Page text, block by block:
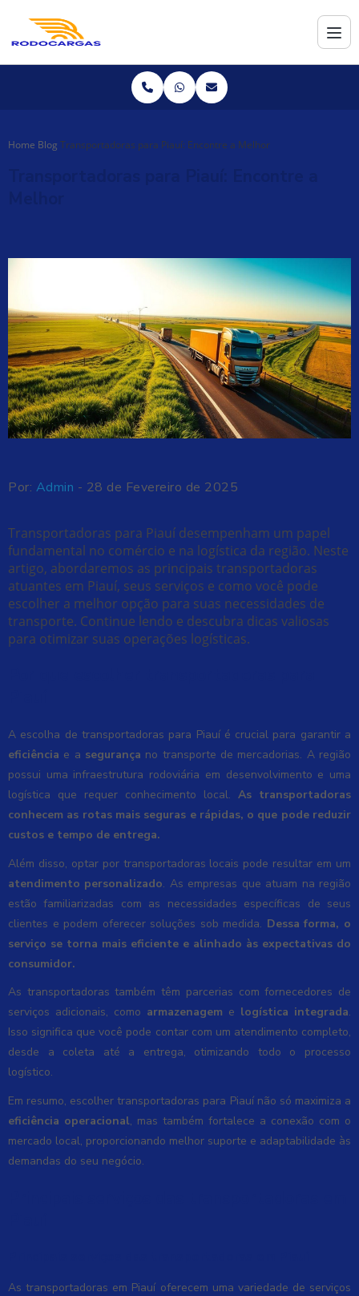
Home Blog Transportadoras para Piauí: Encontre a Melhor
Por: Admin - 28 de Fevereiro de 2025
Transportadoras para Piauí desempenham um papel
fundamental no comércio e na logística da região. Neste
artigo, abordaremos as principais transportadoras
atuantes em Piauí, seus serviços e como você pode
escolher a melhor opção para suas necessidades de
transporte. Continue lendo e descubra dicas valiosas
para otimizar suas operações logísticas.
A escolha de transportadoras para Piauí é crucial para garantir a
eficiência e a segurança no transporte de mercadorias. A região
possui uma infraestrutura rodoviária em desenvolvimento e uma
logística que requer conhecimento local. As transportadoras
conhecem as rotas mais seguras e rápidas, o que pode reduzir
custos e tempo de entrega.
Além disso, optar por transportadoras locais pode resultar em um
atendimento personalizado. As empresas que atuam na região
estão familiarizadas com as necessidades específicas de seus
clientes e podem oferecer soluções sob medida. Dessa forma, o
serviço se torna mais eficiente e alinhado às expectativas do
consumidor.
As transportadoras também têm parcerias com fornecedores de
serviços adicionais, como armazenagem e logística integrada.
Isso significa que você pode contar com um atendimento completo,
desde a coleta até a entrega, otimizando todo o processo
logístico.
Em resumo, escolher transportadoras para Piauí não só maximiza a
eficiência operacional, mas também fortalece a conexão com o
mercado local, proporcionando melhor suporte e adaptabilidade às
demandas do seu negócio.
As transportadoras em Piauí oferecem uma variedade de serviços